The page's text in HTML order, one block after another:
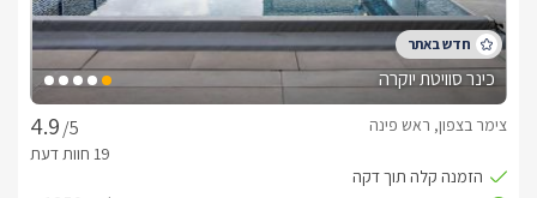
כינר סוויטת יוקרה
/5
צימר בצפון, ראש פינה